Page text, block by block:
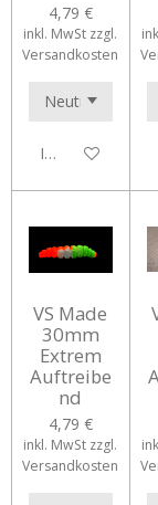
4,79 €
inkl. MwSt zzgl.
Versandkosten
In den
VS Made
30mm
Extrem
Auftreibe
nd
4,79 €
inkl. MwSt zzgl.
Versandkosten